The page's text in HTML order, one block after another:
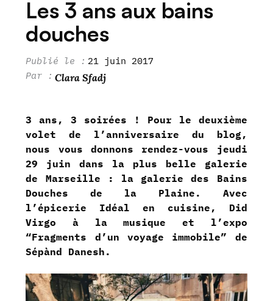
Les 3 ans aux bains
douches
21 juin 2017
Clara Sfadj
3 ans, 3 soirées ! Pour le deuxième
volet de l’anniversaire du blog,
nous vous donnons rendez-vous jeudi
29 juin dans la plus belle galerie
de Marseille : la galerie des Bains
Douches de la Plaine. Avec
l’épicerie Idéal en cuisine, Did
Virgo à la musique et l’expo
“Fragments d’un voyage immobile” de
Sépànd Danesh .